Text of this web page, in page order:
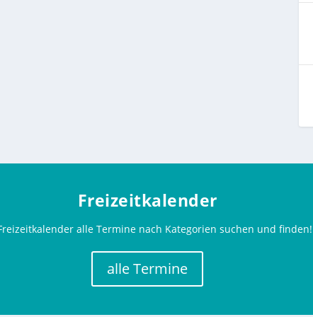
Freizeitkalender
alle Termine nach Kategorien suchen und finden!
alle Termine